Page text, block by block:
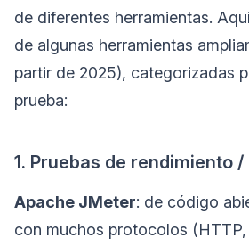
de diferentes herramientas.
de algunas herramientas
partir de 2025), categorizadas
prueba:
1. Pruebas de rendimiento
Apache JMeter: de código
con muchos protocolos (HTTP,